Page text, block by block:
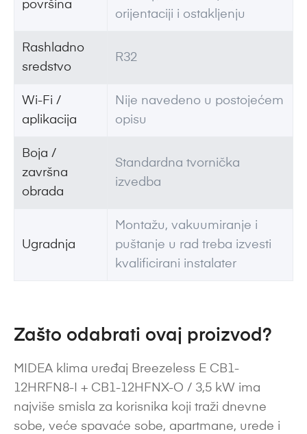
površina
orijentaciji i ostakljenju
Rashladno
sredstvo
R32
Wi-Fi /
aplikacija
Nije navedeno u postojećem
opisu
Boja /
završna
obrada
Standardna tvornička
izvedba
Ugradnja
Montažu, vakuumiranje i
puštanje u rad treba izvesti
kvalificirani instalater
Zašto odabrati ovaj proizvod?
MIDEA klima uređaj Breezeless E CB1-
12HRFN8-I + CB1-12HFNX-O / 3,5 kW ima
najviše smisla za korisnika koji traži dnevne
sobe, veće spavaće sobe, apartmane, urede i